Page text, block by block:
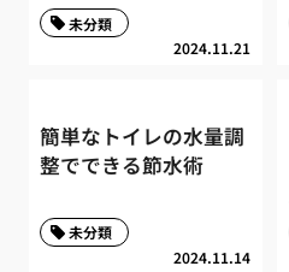
2024.11.21
未分類
簡単なトイレの水量調
整でできる節水術
2024.11.14
未分類